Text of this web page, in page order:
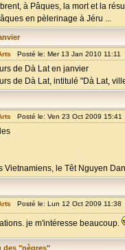
à Pâques, la mort et la
en pèlerinage à Jéru ...
Posté le: Mer 13 Jan 2010
de Dà Lat en janvier
de Dà Lat, intitulé "Dà Lat,
Posté le: Ven 23 Oct 2009
Vietnamiens, le Têt Nguyen
Posté le: Lun 12 Oct 2009
je m'intéresse beaucoup.
des "nègres"